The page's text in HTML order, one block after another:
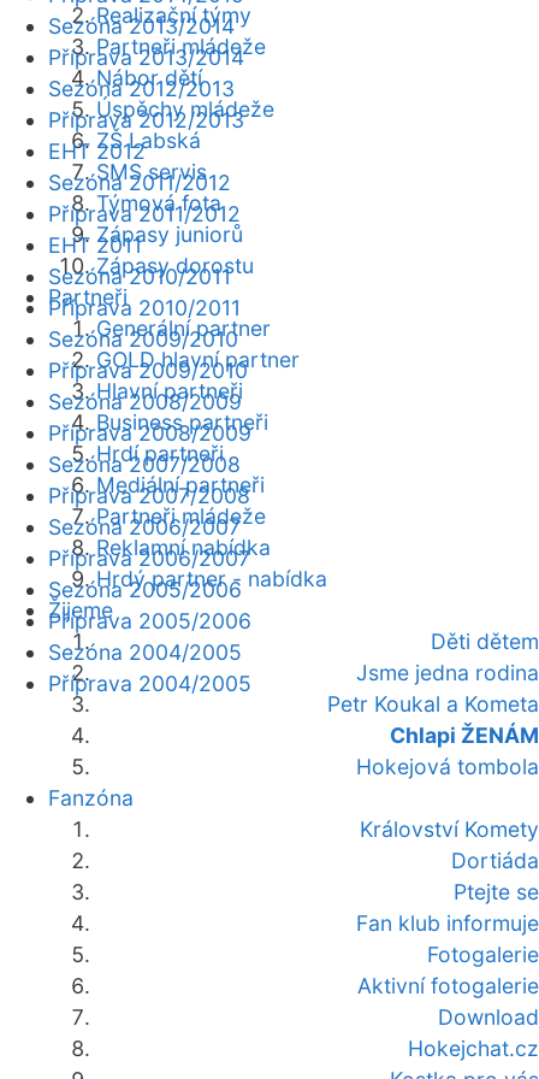
Realizační týmy
Partneři mládeže
Nábor dětí
Úspěchy mládeže
ZŠ Labská
SMS servis
Týmová fota
Zápasy juniorů
Zápasy dorostu
Partneři
Generální partner
GOLD hlavní partner
Hlavní partneři
Business partneři
Hrdí partneři
Mediální partneři
Partneři mládeže
Reklamní nabídka
Hrdý partner - nabídka
Žijeme
Děti dětem
Jsme jedna rodina
Petr Koukal a Kometa
Chlapi ŽENÁM
Hokejová tombola
Fanzóna
Království Komety
Dortiáda
Ptejte se
Fan klub informuje
Fotogalerie
Aktivní fotogalerie
Download
Hokejchat.cz
Sezóna 2013/2014
Příprava 2013/2014
Sezóna 2012/2013
Příprava 2012/2013
EHT 2012
Sezóna 2011/2012
Příprava 2011/2012
EHT 2011
Sezóna 2010/2011
Příprava 2010/2011
Sezóna 2009/2010
Příprava 2009/2010
Sezóna 2008/2009
Příprava 2008/2009
Sezóna 2007/2008
Příprava 2007/2008
Sezóna 2006/2007
Příprava 2006/2007
Sezóna 2005/2006
Příprava 2005/2006
Sezóna 2004/2005
Příprava 2004/2005